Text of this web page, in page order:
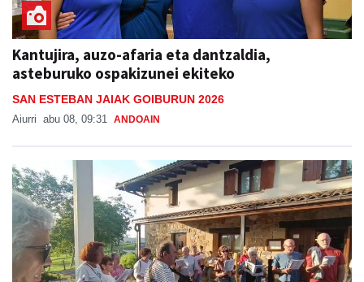
Kantujira, auzo-afaria eta dantzaldia,
asteburuko ospakizunei ekiteko
SAN ESTEBAN JAIAK GOIBURUN 2026
Aiurri abu 08, 09:31 ANDOAIN